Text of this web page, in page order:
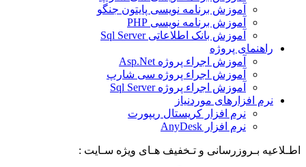
آموزش برنامه نویسی پایتون جنگو
آموزش برنامه نویسی PHP
آموزش بانک اطلاعاتی Sql Server
راهنمای پروژه
آموزش اجراء پروژه Asp.Net
آموزش اجراء پروژه سی شارپ
آموزش اجراء پروژه Sql Server
نرم افزارهای موردنیاز
نرم افزار کریستال ریپورت
نرم افزار AnyDesk
اطـلاعیه بـروزرسانی و تـخفیف هـای ویژه سـایت :